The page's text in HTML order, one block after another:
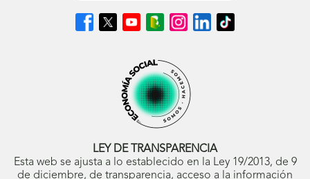
Síguenos
en
Síguenos
en
ventana
nueva)
Síguenos
en
abrirá
en
ventana
nueva)
Síguenos
en
Blog
ONCE
(se
abrirá
en
ventana
Síguenos
en
abrirá
en
ventana
nueva)
Síguenos
en
Síguenos
en
LEY DE TRANSPARENCIA
Esta web se ajusta a lo establecido en la Ley 19/2013, de 9
de diciembre, de transparencia, acceso a la información